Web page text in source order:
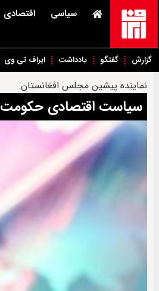
سیاسی اقتصادی
گزارش گفتگو یادداشت ایراف تی وی
نماینده پیشین مجلس افغانستان:
سیاست اقتصادی حکومت